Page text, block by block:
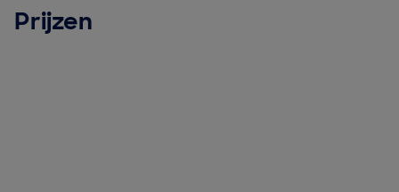
Prijzen